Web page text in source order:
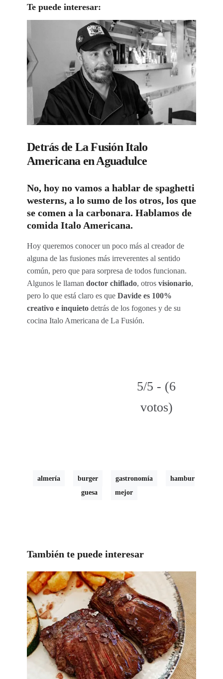
Te puede interesar:
Detrás de La Fusión Italo
Americana en Aguadulce
No, hoy no vamos a hablar de spaghetti
westerns, a lo sumo de los otros, los que
se comen a la carbonara. Hablamos de
comida Italo Americana.
Hoy queremos conocer un poco más al creador de
alguna de las fusiones más irreverentes al sentido
común, pero que para sorpresa de todos funcionan.
Algunos le llaman doctor chiflado, otros visionario,
pero lo que está claro es que Davide es 100%
creativo e inquieto detrás de los fogones y de su
cocina Italo Americana de La Fusión.
5/5 - (6
votos)
almería burger gastronomía
hambur
guesa
mejor
También te puede interesar